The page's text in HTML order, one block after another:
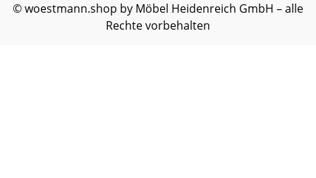
© woestmann.shop by Möbel Heidenreich GmbH – alle
Rechte vorbehalten